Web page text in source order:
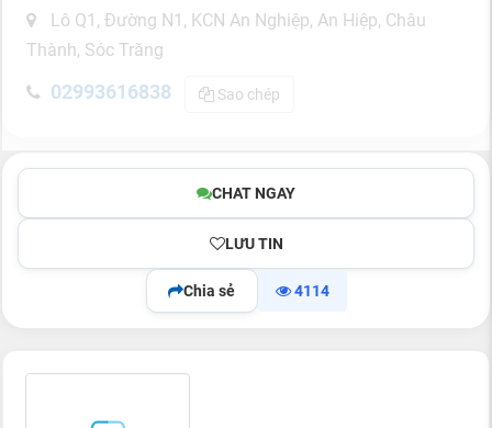
Lô Q1, Đường N1, KCN An Nghiệp, An Hiệp, Châu
Thành, Sóc Trăng
02993616838 Sao chép
CHAT NGAY
LƯU TIN
Chia sẻ 4114